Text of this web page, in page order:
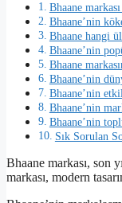
Bhaane
Bhaane’nin
Bhaane hangi
Bhaane’nin
Bhaane
Bhaane’nin
Bhaane’nin
Bhaane’nin
Bhaane’nin
Sık Sorulan
Bhaane markası, son
markası, modern